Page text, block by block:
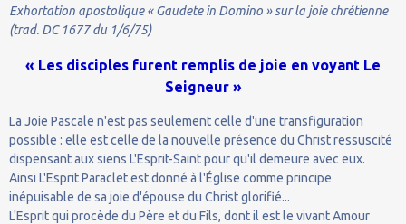
Exhortation apostolique « Gaudete in Domino » sur la joie chrétienne
(trad. DC 1677 du 1/6/75)
« Les disciples furent remplis de joie en voyant Le
Seigneur »
La Joie Pascale n'est pas seulement celle d'une transfiguration
possible : elle est celle de la nouvelle présence du Christ ressuscité
dispensant aux siens L'Esprit-Saint pour qu'il demeure avec eux.
Ainsi L'Esprit Paraclet est donné à l'Église comme principe
inépuisable de sa joie d'épouse du Christ glorifié...
L'Esprit qui procède du Père et du Fils, dont il est le vivant Amour